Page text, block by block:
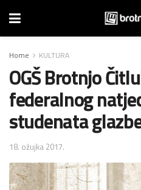
Home KULTURA
OGŠ Brotnjo
federalnog
studenata
18. ožujka 2017.